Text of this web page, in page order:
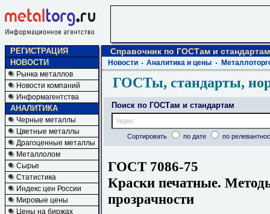
РЕГИСТРАЦИЯ
НОВОСТИ
Рынка металлов
Новости компаний
Информагентства
АНАЛИТИКА
Черные металлы
Цветные металлы
Драгоценные металлы
Металлолом
Сырье
Статистика
Индекс цен России
Мировые цены
Цены на биржах
Справочник по ГОСТам и стандартам
Новости Аналитика и цены
ГОСТы, стандарты,
Поиск по ГОСТам и стандартам
Сортировать по дате по
ГОСТ 7086-75
Краски печатные.
прозрачности